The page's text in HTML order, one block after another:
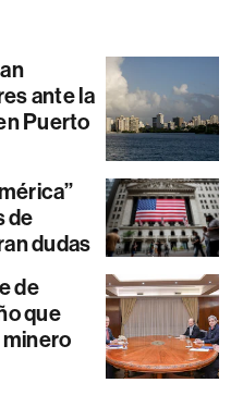
ante la
Puerto
de
dudas
de
que